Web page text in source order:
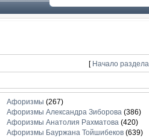
[ Начало раздела
Афоризмы (267)
Афоризмы Александра Зиборова(386)
Афоризмы Анатолия Рахматова(420)
Афоризмы Бауржана Тойшибеков(639)